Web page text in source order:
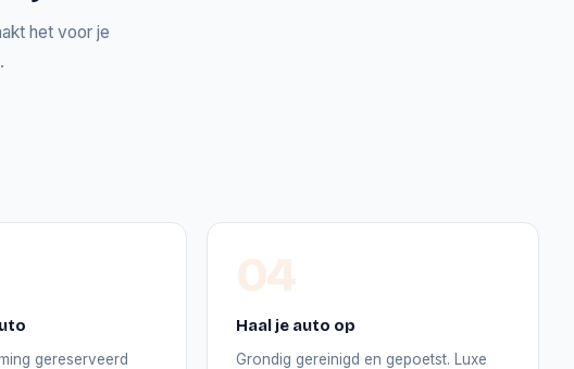
het voor je
gereserveerd
04
Haal je auto op
Grondig gereinigd en gepoetst. Luxe